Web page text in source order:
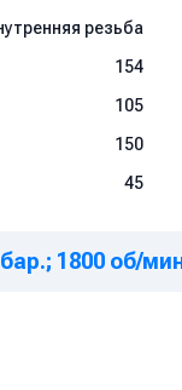
резьба
154
105
150
45
1800 об/